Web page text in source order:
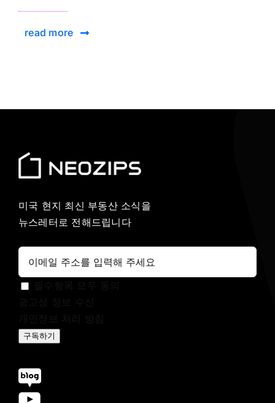
read more
미국 현지 최신 부동산 소식을
뉴스레터로 전해드립니다
구독하기